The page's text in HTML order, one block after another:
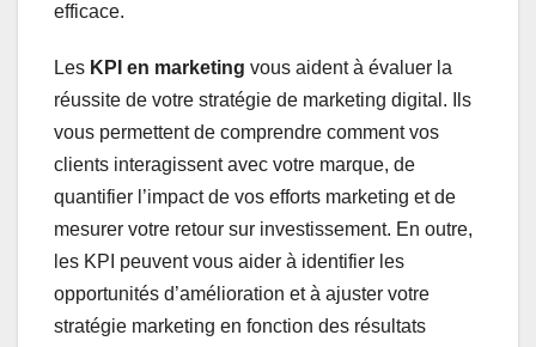
efficace.
Les KPI en marketing vous aident à évaluer la
réussite de votre stratégie de marketing digital. Ils
vous permettent de comprendre comment vos
clients interagissent avec votre marque, de
quantifier l’impact de vos efforts marketing et de
mesurer votre retour sur investissement. En outre,
les KPI peuvent vous aider à identifier les
opportunités d’amélioration et à ajuster votre
stratégie marketing en fonction des résultats